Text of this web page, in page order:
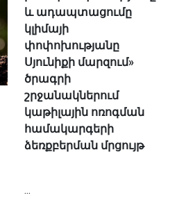
և ադապտացումը
կլիմայի
փոփոխությանը
Սյունիքի մարզում»
ծրագրի
շրջանակներում
կաթիլային ոռոգման
համակարգերի
ձեռքբերման մրցույթ
...